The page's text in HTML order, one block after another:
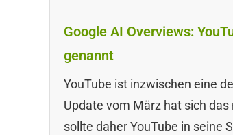
Google AI Overviews:
genannt
YouTube ist inzwischen eine
Update vom März hat sich
sollte daher YouTube in seine